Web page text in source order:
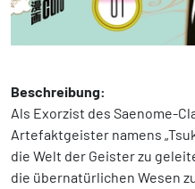
Beschreibung:
Als Exorzist des Saenome-
Artefaktgeister namens
die Welt der Geister zu
die übernatürlichen Wesen